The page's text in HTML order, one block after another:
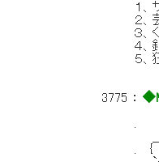
１
２
３
４
５
3775 ：
.
.
＿
. {
`v'